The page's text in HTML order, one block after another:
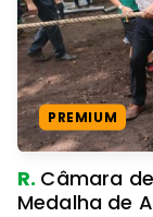
PREMIUM
R. Câmara de
Medalha de